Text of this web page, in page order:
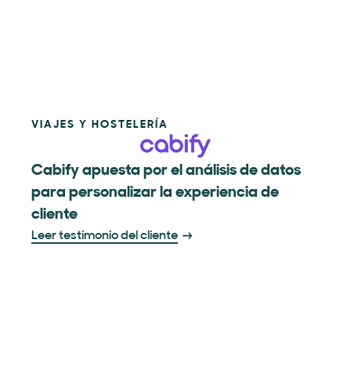
VIAJES Y HOSTELERÍA
Cabify apuesta por el análisis de datos
para personalizar la experiencia de
cliente
Leer testimonio del cliente